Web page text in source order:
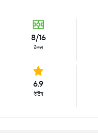
8/16
कैप्स
6.9
रेटिंग